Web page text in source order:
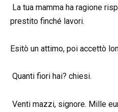
La tua mamma ha ragione
prestito finché lavori.
Esitò un attimo, poi accettò
Quanti fiori hai? chiesi.
Venti mazzi, signore. Mille